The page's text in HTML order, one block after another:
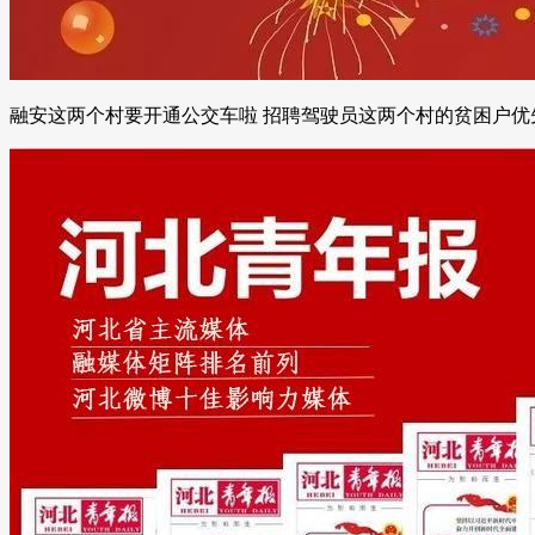
融安这两个村要开通公交车啦 招聘驾驶员这两个村的贫困户优